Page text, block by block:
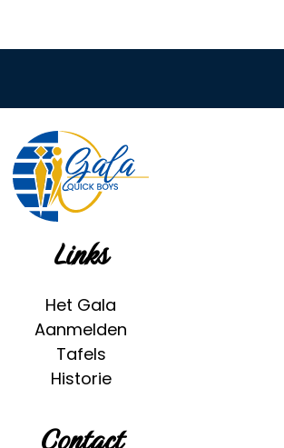
Links
Het Gala
Aanmelden
Tafels
Historie